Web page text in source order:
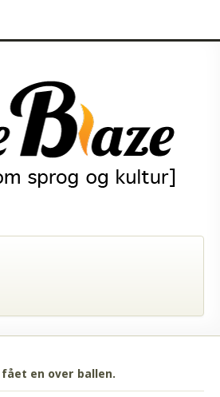
fået en over ballen.